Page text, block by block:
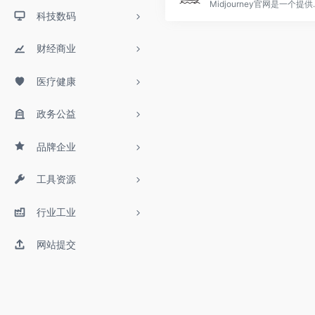
科技数码
财经商业
医疗健康
政务公益
品牌企业
工具资源
行业工业
网站提交
Midjourney官网是一